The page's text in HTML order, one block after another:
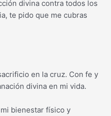
divina contra todos los
te pido que me cubras
en la cruz. Con fe y
divina en mi vida.
bienestar físico y